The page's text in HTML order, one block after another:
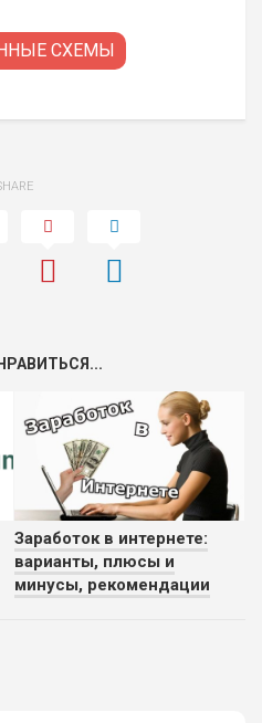
СХЕМЫ
Заработок в интернете:
варианты, плюсы и
минусы, рекомендации